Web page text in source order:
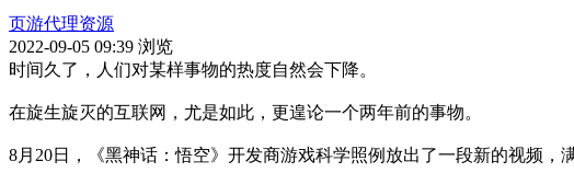
页游代理资源
2022-09-05 09:39 浏览
时间久了，人们对某样事物的热度自然会下降。
在旋生旋灭的互联网，尤是如此，更遑论一个两年前的事物。
8月20日，《黑神话：悟空》开发商游戏科学照例放出了一段新的视频